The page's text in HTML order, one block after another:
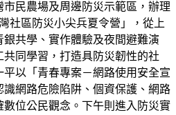
市民農場及周邊防災示範區，辦理
社區防災小尖兵夏令營」，從上
銀共學、實作體驗及夜間避難演
同學習，打造具防災韌性的社
以「青春專案－網路使用安全宣
網路危險陷阱、個資保護、網路
位公民觀念。下午則進入防災實